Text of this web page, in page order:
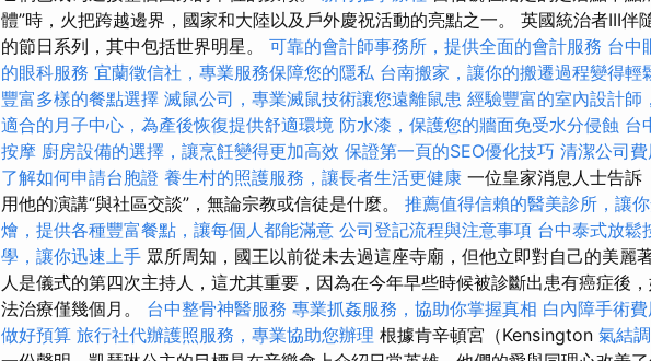
體”時，火把跨越邊界，國家和大陸以及戶外慶祝活動的亮點之一。 英國統治者III伴
的節日系列，其中包括世界明星。 可靠的會計師事務所，提供全面的會計服務 台中
的眼科服務 宜蘭徵信社，專業服務保障您的隱私 台南搬家，讓你的搬遷過程變得輕
豐富多樣的餐點選擇 滅鼠公司，專業滅鼠技術讓您遠離鼠患 經驗豐富的室內設計師
適合的月子中心，為產後恢復提供舒適環境 防水漆，保護您的牆面免受水分侵蝕 台
按摩 廚房設備的選擇，讓烹飪變得更加高效 保證第一頁的SEO優化技巧 清潔公司
了解如何申請台胞證 養生村的照護服務，讓長者生活更健康 一位皇家消息人士告訴
用他的演講“與社區交談”，無論宗教或信徒是什麼。 推薦值得信賴的醫美診所，讓
燴，提供各種豐富餐點，讓每個人都能滿意 公司登記流程與注意事項 台中泰式放鬆
學，讓你迅速上手 眾所周知，國王以前從未去過這座寺廟，但他立即對自己的美麗
人是儀式的第四次主持人，這尤其重要，因為在今年早些時候被診斷出患有癌症後
法治療僅幾個月。 台中整骨神醫服務 專業抓姦服務，協助你掌握真相 白內障手術
做好預算 旅行社代辦護照服務，專業協助您辦理 根據肯辛頓宮（Kensington 氣結